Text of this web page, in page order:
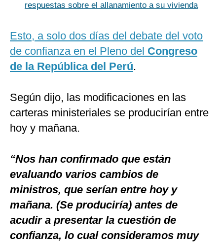
respuestas sobre el allanamiento a su vivienda
Esto, a solo dos días del debate del voto
de confianza en el Pleno del Congreso
de la República del Perú.
Según dijo, las modificaciones en las
carteras ministeriales se producirían entre
hoy y mañana.
“Nos han confirmado que están
evaluando varios cambios de
ministros, que serían entre hoy y
mañana. (Se produciría) antes de
acudir a presentar la cuestión de
confianza, lo cual consideramos muy